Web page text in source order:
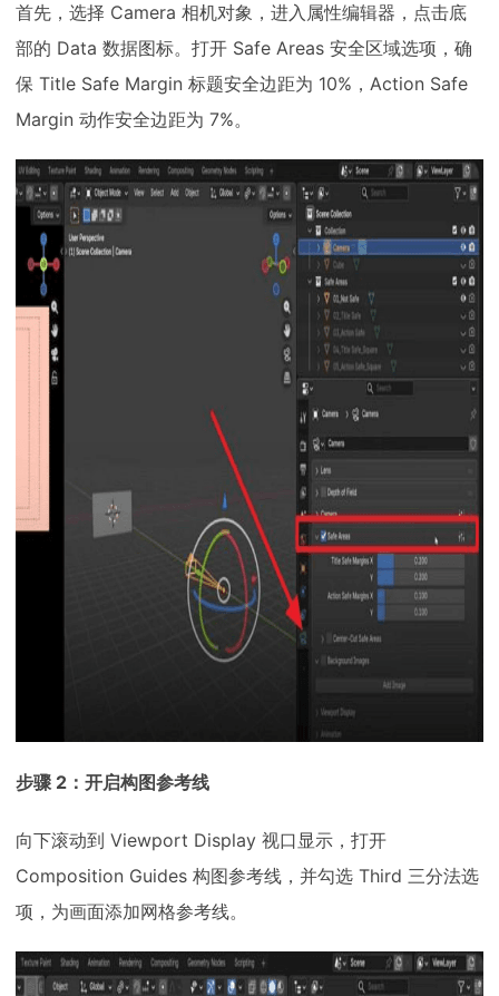
首先，选择 Camera 相机对象，进入属性编辑器，点击底
部的 Data 数据图标。打开 Safe Areas 安全区域选项，确
保 Title Safe Margin 标题安全边距为 10%，Action Safe
Margin 动作安全边距为 7%。
步骤 2：开启构图参考线
向下滚动到 Viewport Display 视口显示，打开
Composition Guides 构图参考线，并勾选 Third 三分法选
项，为画面添加网格参考线。